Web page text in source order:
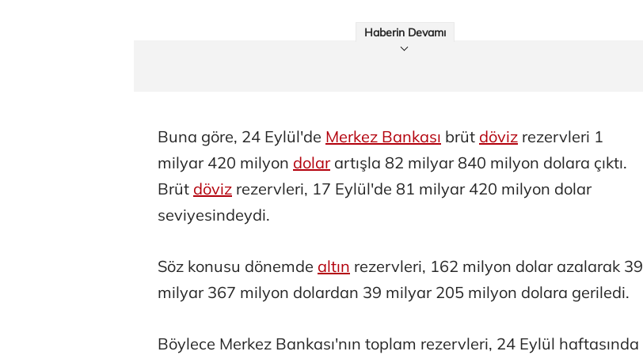
Haberin Devamı
Buna göre, 24 Eylül'de Merkez Bankası brüt döviz rezervleri 1
milyar 420 milyon dolarartışla 82 milyar 840 milyon dolara çıktı.
Brüt döviz rezervleri, 17 Eylül'de 81 milyar 420 milyon dolar
seviyesindeydi.
Söz konusu dönemde altın rezervleri, 162 milyon dolar azalarak 39
milyar 367 milyon dolardan 39 milyar 205 milyon dolara geriledi.
Böylece Merkez Bankası'nın toplam rezervleri, 24 Eylül haftasında